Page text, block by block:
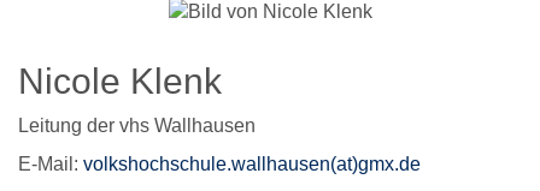
Nicole Klenk
Leitung der vhs Wallhausen
E-Mail: volkshochschule.wallhausen(at)gmx.de